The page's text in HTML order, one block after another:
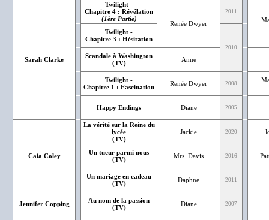
Sarah Clarke
Twilight -
Chapitre 4 : Révélation
(1ère Partie)
Renée Dwyer
2011
Twilight -
Chapitre 3 : Hésitation
2010
Scandale à Washington
(TV)
Anne
Twilight -
Chapitre 1 : Fascination
Renée Dwyer 2008
Happy Endings Diane 2005
Caia Coley
La vérité sur la Reine du
lycée
(TV)
Jackie 2020
Un tueur parmi nous
(TV)
Mrs. Davis 2016
Un mariage en cadeau
(TV)
Daphne 2011
Jennifer Copping
Au nom de la passion
(TV)
Diane 2007